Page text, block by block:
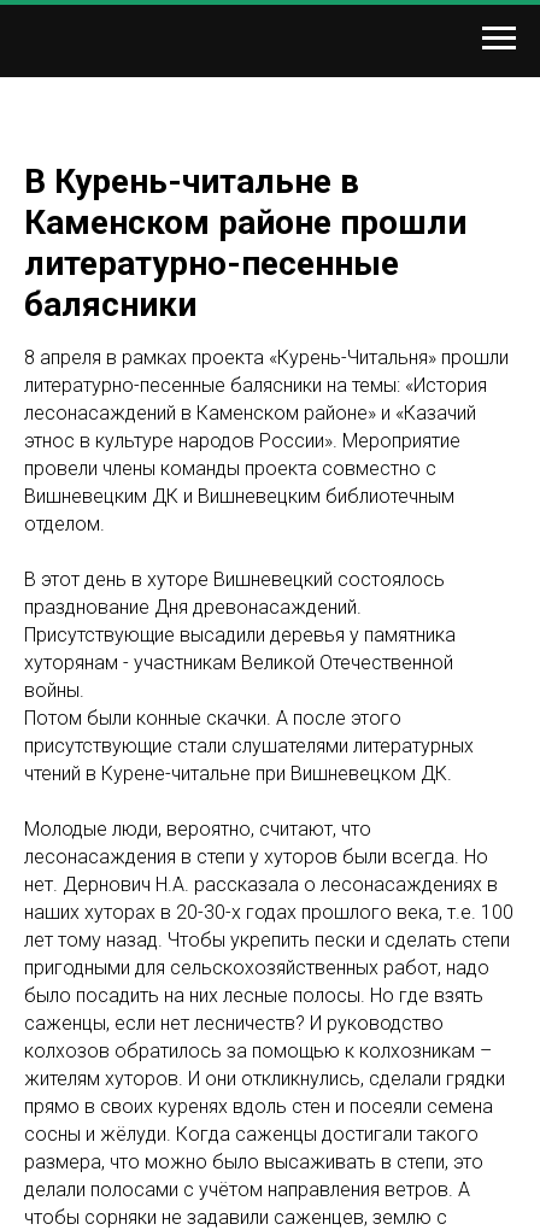
В Курень-читальне в
Каменском районе прошли
литературно-песенные
балясники
8 апреля в рамках проекта «Курень-Читальня» прошли
литературно-песенные балясники на темы: «История
лесонасаждений в Каменском районе» и «Казачий
этнос в культуре народов России». Мероприятие
провели члены команды проекта совместно с
Вишневецким ДК и Вишневецким библиотечным
отделом.
В этот день в хуторе Вишневецкий состоялось
празднование Дня древонасаждений.
Присутствующие высадили деревья у памятника
хуторянам - участникам Великой Отечественной
войны.
Потом были конные скачки. А после этого
присутствующие стали слушателями литературных
чтений в Курене-читальне при Вишневецком ДК.
Молодые люди, вероятно, считают, что
лесонасаждения в степи у хуторов были всегда. Но
нет. Дернович Н.А. рассказала о лесонасаждениях в
наших хуторах в 20-30-х годах прошлого века, т.е. 100
лет тому назад. Чтобы укрепить пески и сделать степи
пригодными для сельскохозяйственных работ, надо
было посадить на них лесные полосы. Но где взять
саженцы, если нет лесничеств? И руководство
колхозов обратилось за помощью к колхозникам –
жителям хуторов. И они откликнулись, сделали грядки
прямо в своих куренях вдоль стен и посеяли семена
сосны и жёлуди. Когда саженцы достигали такого
размера, что можно было высаживать в степи, это
делали полосами с учётом направления ветров. А
чтобы сорняки не задавили саженцев, землю с